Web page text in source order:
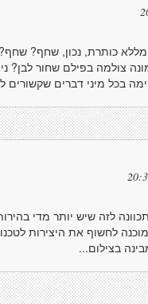
מללא כותרת, נכון, שחף?
צולמה בפילם שחור
בכל מיני דברים שקשורים
לזה שיש יותר מדי
לחשוף את היצירות
בצילום...